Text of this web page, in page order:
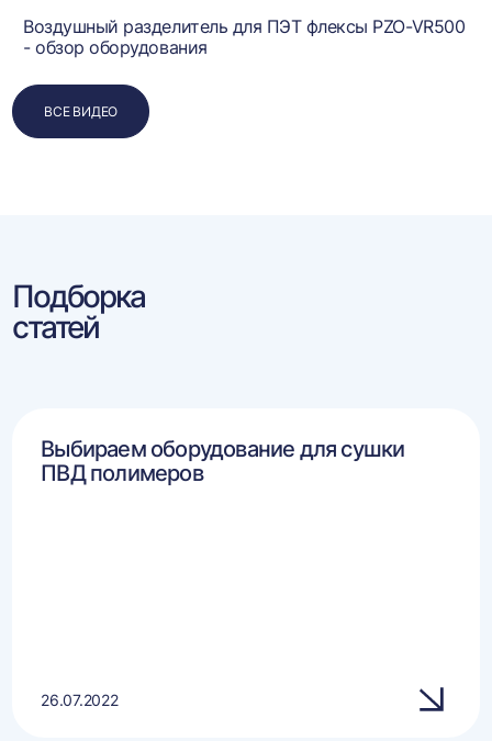
Воздушный разделитель для ПЭТ флексы PZO-VR500
- обзор оборудования
ВСЕ ВИДЕО
Подборка
статей
Выбираем оборудование для сушки
ПВД полимеров
26.07.2022